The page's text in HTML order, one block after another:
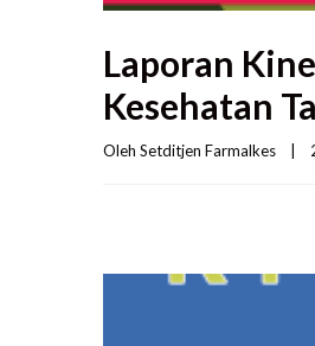
Laporan
Kesehatan
Oleh Setditjen Farmalkes